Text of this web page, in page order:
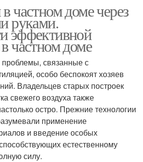
частном доме через
руками.
эффективной
частном доме
связанные с
особо беспокоят хозяев
Владельцев старых построек
свежего воздуха также
остро. Прежние технологии
применение
и введение особых
естественному
силу.